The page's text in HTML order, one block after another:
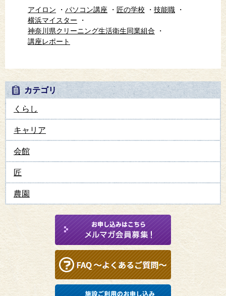
アイロン パソコン講座 匠の学校
技能職
横浜マイスター
神奈川県クリーニング生活衛生同業組合
講座レポート
カテゴリ
くらし
キャリア
会館
匠
農園